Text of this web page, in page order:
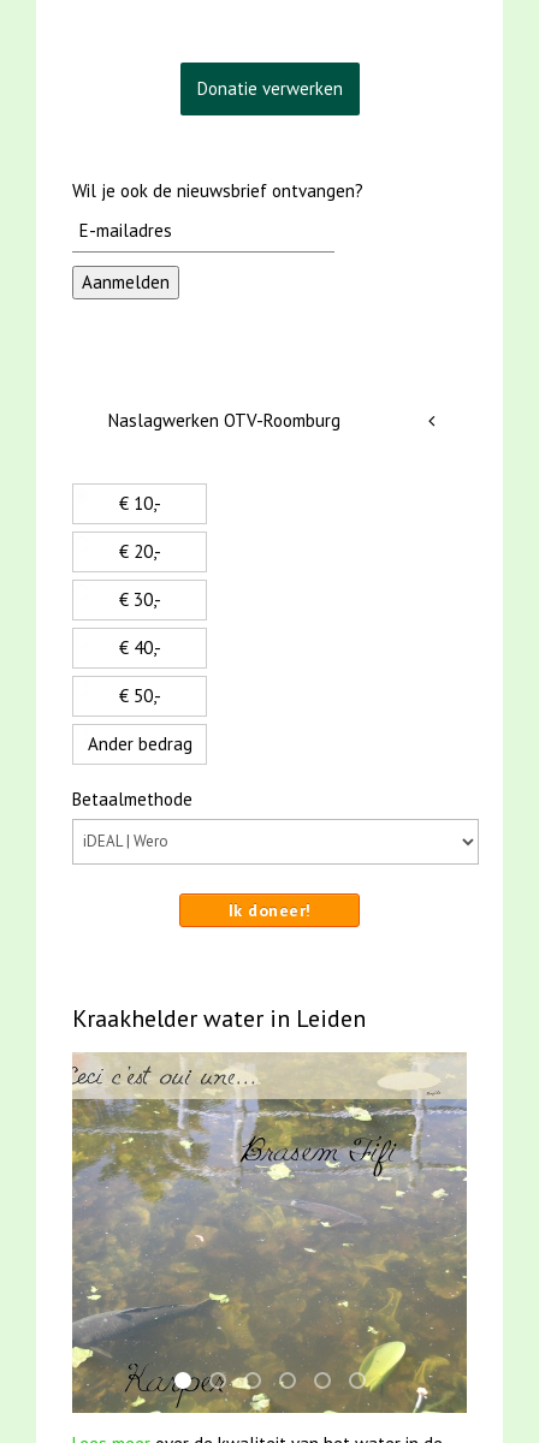
Wil je ook de nieuwsbrief ontvangen?
Naslagwerken OTV-Roomburg
€ 10,-
€ 20,-
€ 30,-
€ 40,-
€ 50,-
Ander bedrag
Betaalmethode
Ik doneer!
Kraakhelder water in Leiden
smoelenboek fifi en karper nieuwsbrief-
mei2021 1 snoekje elly
jun2021 zaklv 5 snoekje MOOI
karper met kattenklimtouw
mei2021jun2021 28 brasem